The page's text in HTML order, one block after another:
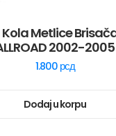
Metlice
2002-2005
1.800 рсд
Dodaj u korpu